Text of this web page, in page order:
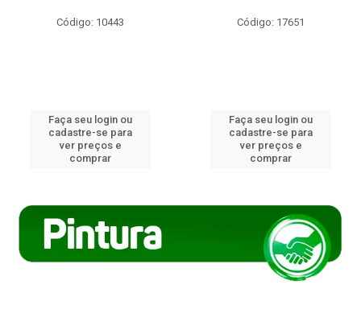
Código: 10443
Faça seu login ou
cadastre-se para
ver preços e
comprar
Código: 17651
Faça seu login ou
cadastre-se para
ver preços e
comprar